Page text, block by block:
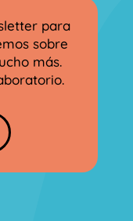
para
sobre
más.